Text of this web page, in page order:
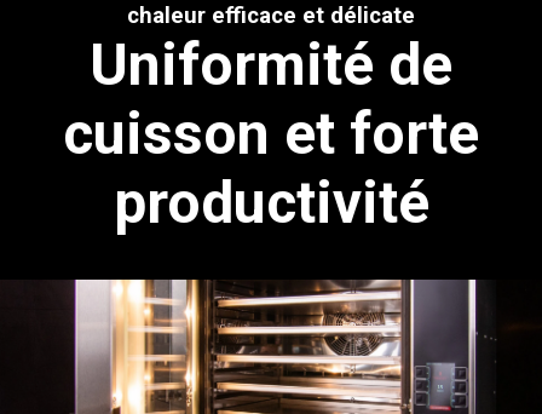
chaleur efficace et délicate
Uniformité de
cuisson et forte
productivité